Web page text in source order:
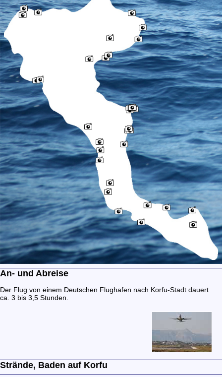
An- und Abreise
Der Flug von einem Deutschen Flughafen nach Korfu-Stadt dauert
ca. 3 bis 3,5 Stunden.
Strände, Baden auf Korfu